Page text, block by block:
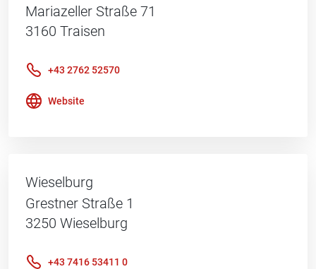
Mariazeller Straße 71
3160 Traisen
+43 2762 52570
Website
Wieselburg
Grestner Straße 1
3250 Wieselburg
+43 7416 53411 0